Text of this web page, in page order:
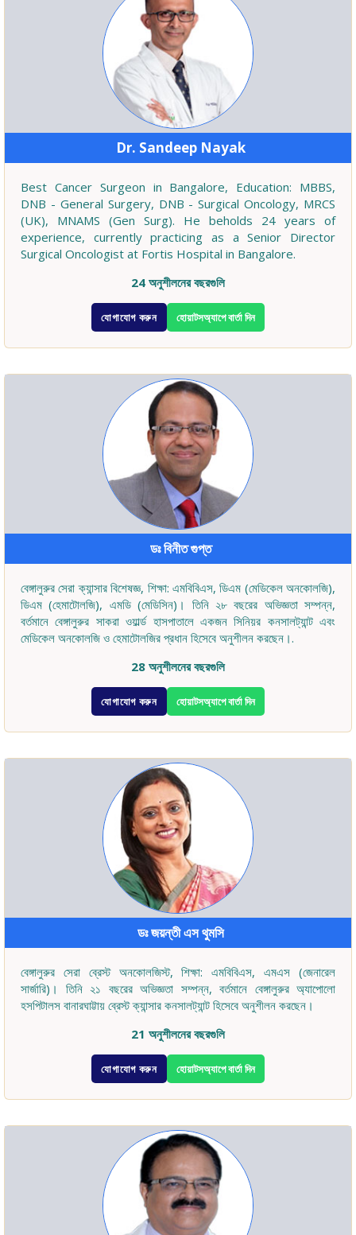
Dr. Sandeep Nayak
Best Cancer Surgeon in Bangalore, Education: MBBS,
DNB - General Surgery, DNB - Surgical Oncology, MRCS
(UK), MNAMS (Gen Surg). He beholds 24 years of
experience, currently practicing as a Senior Director
Surgical Oncologist at Fortis Hospital in Bangalore.
24 অনুশীলনের বছরগুলি
যোগাযোগ করুন হোয়াটসঅ্যাপে বার্তা দিন
ডঃ বিনীত গুপ্ত
বেঙ্গালুরুর সেরা ক্যান্সার বিশেষজ্ঞ, শিক্ষা: এমবিবিএস, ডিএম (মেডিকেল অনকোলজি),
ডিএম (হেমাটোলজি), এমডি (মেডিসিন)। তিনি ২৮ বছরের অভিজ্ঞতা সম্পন্ন,
বর্তমানে বেঙ্গালুরুর সাকরা ওয়ার্ল্ড হাসপাতালে একজন সিনিয়র কনসালট্যান্ট এবং
মেডিকেল অনকোলজি ও হেমাটোলজির প্রধান হিসেবে অনুশীলন করছেন।.
28 অনুশীলনের বছরগুলি
যোগাযোগ করুন হোয়াটসঅ্যাপে বার্তা দিন
ডঃ জয়ন্তী এস থুমসি
বেঙ্গালুরুর সেরা ব্রেস্ট অনকোলজিস্ট, শিক্ষা: এমবিবিএস, এমএস (জেনারেল
সার্জারি)। তিনি ২১ বছরের অভিজ্ঞতা সম্পন্ন, বর্তমানে বেঙ্গালুরুর অ্যাপোলো
হসপিটালস বানারঘাট্টায় ব্রেস্ট ক্যান্সার কনসালট্যান্ট হিসেবে অনুশীলন করছেন।
21 অনুশীলনের বছরগুলি
যোগাযোগ করুন হোয়াটসঅ্যাপে বার্তা দিন